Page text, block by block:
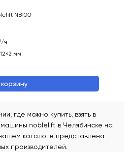
NB100
ч
мм
где можно купить, взять в
noblelift в Челябинске на
каталоге представлена
производителей.